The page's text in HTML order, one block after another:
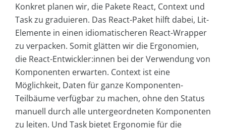
Konkret planen wir, die Pakete React, Context und
Task zu graduieren. Das React-Paket hilft dabei, Lit-
Elemente in einen idiomatischeren React-Wrapper
zu verpacken. Somit glätten wir die Ergonomien,
die React-Entwickler:innen bei der Verwendung von
Komponenten erwarten. Context ist eine
Möglichkeit, Daten für ganze Komponenten-
Teilbäume verfügbar zu machen, ohne den Status
manuell durch alle untergeordneten Komponenten
zu leiten. Und Task bietet Ergonomie für die